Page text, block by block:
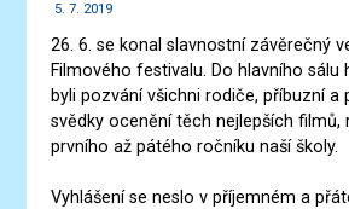
5. 7. 2019
26. 6. se konal slavnostní závěrečný
Filmového festivalu. Do hlavního sálu
byli pozvání všichni rodiče, příbuzní a
svědky ocenění těch nejlepších filmů,
prvního až pátého ročníku naší školy.
Vyhlášení se neslo v příjemném a